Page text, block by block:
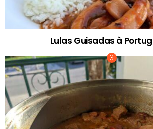
Lulas Guisadas à